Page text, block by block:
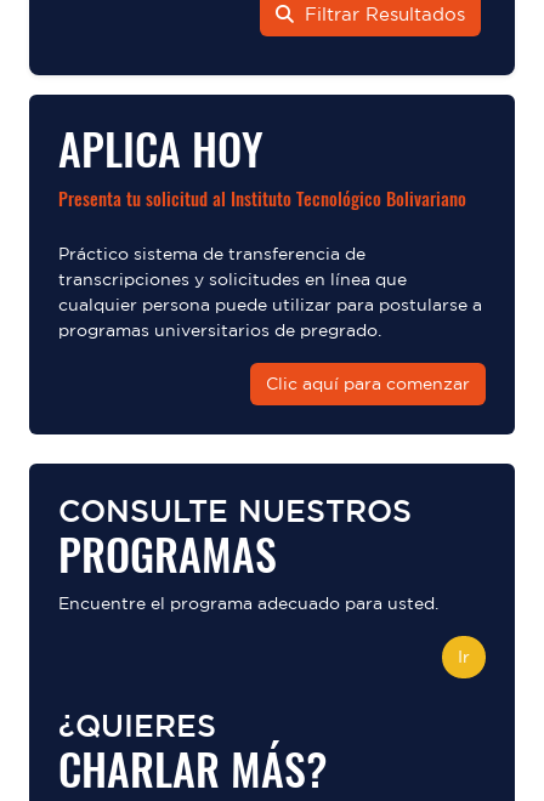
Filtrar Resultados
APLICA HOY
Presenta tu solicitud al Instituto Tecnológico Bolivariano
Práctico sistema de transferencia de
transcripciones y solicitudes en línea que
cualquier persona puede utilizar para postularse a
programas universitarios de pregrado.
Clic aquí para comenzar
CONSULTE NUESTROS
PROGRAMAS
Encuentre el programa adecuado para usted.
Ir
¿QUIERES
CHARLAR MÁS?